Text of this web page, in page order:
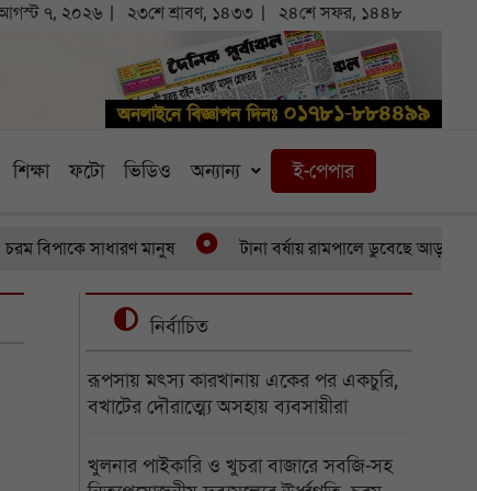
৭, ২০২৬ ২৩শে শ্রাবণ, ১৪৩৩ ২৪শে সফর, ১৪৪৮
শিক্ষা ফটো ভিডিও অন্যান্য ই-পেপার
সাধারণ মানুষ টানা বর্ষায় রামপালে ডুবেছে আড়াইশ হেক্টর
নির্বাচিত
রূপসায় মৎস্য কারখানায় একের পর একচুরি,
বখাটের দৌরাত্ম্যে অসহায় ব্যবসায়ীরা
খুলনার পাইকারি ও খুচরা বাজারে সবজি-সহ